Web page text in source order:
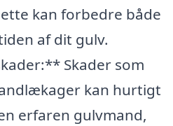
kan forbedre både
af dit gulv.
Skader som
kan hurtigt
erfaren gulvmand,